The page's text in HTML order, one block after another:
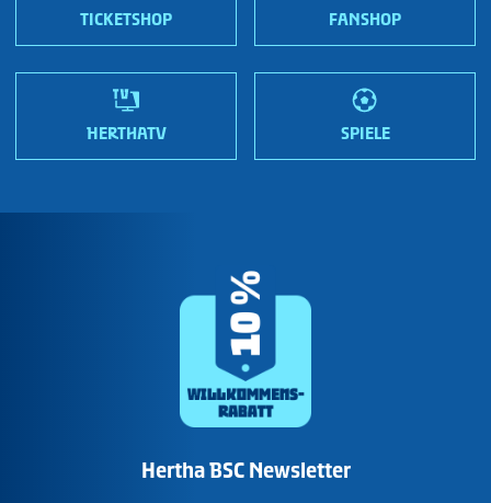
Wir sind Hertha!
TICKETSHOP FANSHOP
HERTHATV SPIELE
Hertha BSC Newsletter